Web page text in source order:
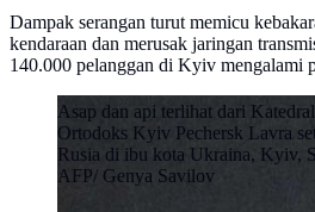
Dampak serangan turut memicu
kendaraan dan merusak jaringan
140.000 pelanggan di Kyiv mengalami
Asap dan api terlihat dari
Ortodoks Kyiv Pechersk Lavra
Rusia di ibu kota Ukraina, Kyiv,
AFP/ Genya Savilov